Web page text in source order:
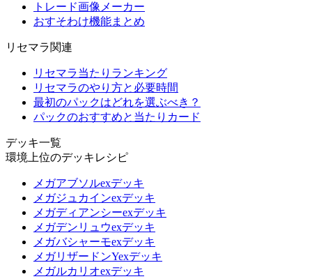
トレード画像メーカー
おすそわけ機能まとめ
リセマラ関連
リセマラ当たりランキング
リセマラのやり方と必要時間
最初のパックはどれを選ぶべき？
パックのおすすめと当たりカード
デッキ一覧
環境上位のデッキレシピ
メガアブソルexデッキ
メガジュカインexデッキ
メガディアンシーexデッキ
メガデンリュウexデッキ
メガバシャーモexデッキ
メガリザードンYexデッキ
メガルカリオexデッキ